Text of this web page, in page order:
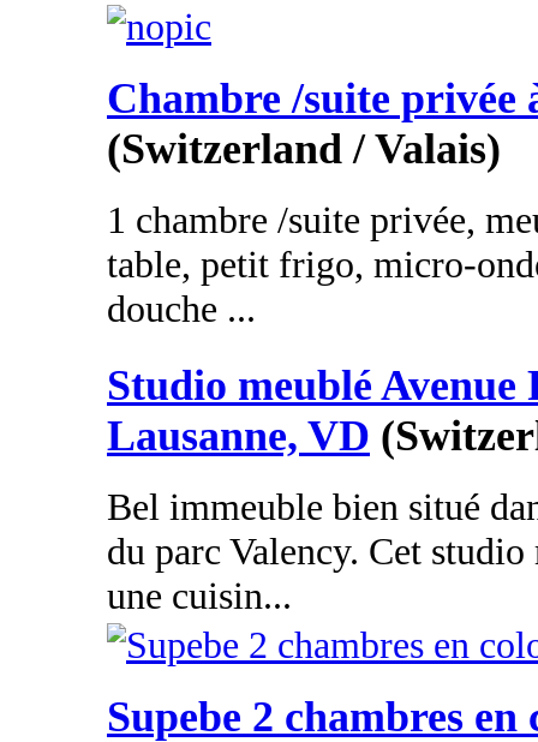
Chambre /suite privée
(Switzerland / Valais)
1 chambre /suite privée,
table, petit frigo, micro-
douche ...
Studio meublé Avenue
Lausanne, VD
Bel immeuble bien situé
du parc Valency. Cet
une cuisin...
Supebe 2 chambres en